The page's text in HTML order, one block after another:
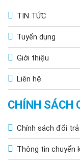
mạnh
sáng cao
Đèn năng
độ sáng
TIN TỨC
Tuyển dụng
Giới thiệu
Liên hệ
CHÍNH SÁCH
Chính sách đổi trả
Thông tin chuyển